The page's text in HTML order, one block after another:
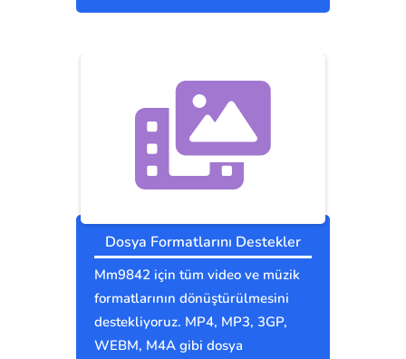
Dosya Formatlarını Destekler
Mm9842 için tüm video ve müzik
formatlarının dönüştürülmesini
destekliyoruz. MP4, MP3, 3GP,
WEBM, M4A gibi dosya